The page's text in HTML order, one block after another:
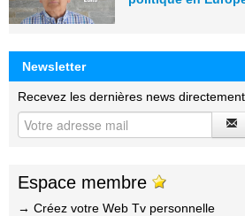
Newsletter
Recevez les dernières news
Espace membre
→ Créez votre Web Tv personnelle